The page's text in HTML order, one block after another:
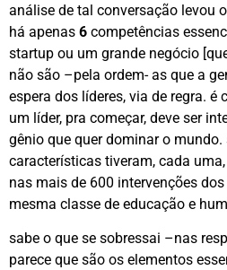
análise de tal conversação levou
há apenas 6 competências
startup ou um grande negócio
não são –pela ordem- as que a
espera dos líderes, via de regra.
um líder, pra começar, deve ser
gênio que quer dominar o
características tiveram, cada
nas mais de 600 intervenções dos
mesma classe de educação e
sabe o que se sobressai –nas
parece que são os elementos